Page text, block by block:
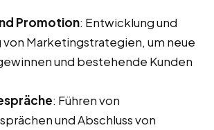
Promotion: Entwicklung und
von Marketingstrategien, um neue
und bestehende Kunden
: Führen von
und Abschluss von